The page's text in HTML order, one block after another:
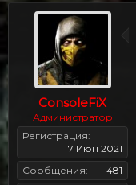
ConsoleFiX
Администратор
Регистрация
7 Июн 2021
Сообщения
481